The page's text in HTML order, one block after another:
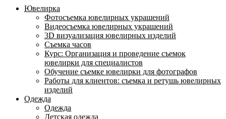
Ювелирка
Фотосъемка ювелирных украшений
Видеосъемка ювелирных украшений
3D визуализация ювелирных изделий
Съемка часов
Курс: Организация и проведение съемок
ювелирки для специалистов
Обучение съемке ювелирки для фотографов
Работы для клиентов: съемка и ретушь ювелирных
изделий
Одежда
Одежда
Детская одежда